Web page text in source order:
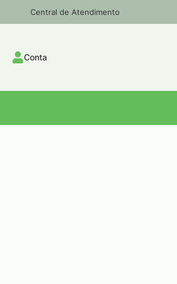
Central de Atendimento
Conta